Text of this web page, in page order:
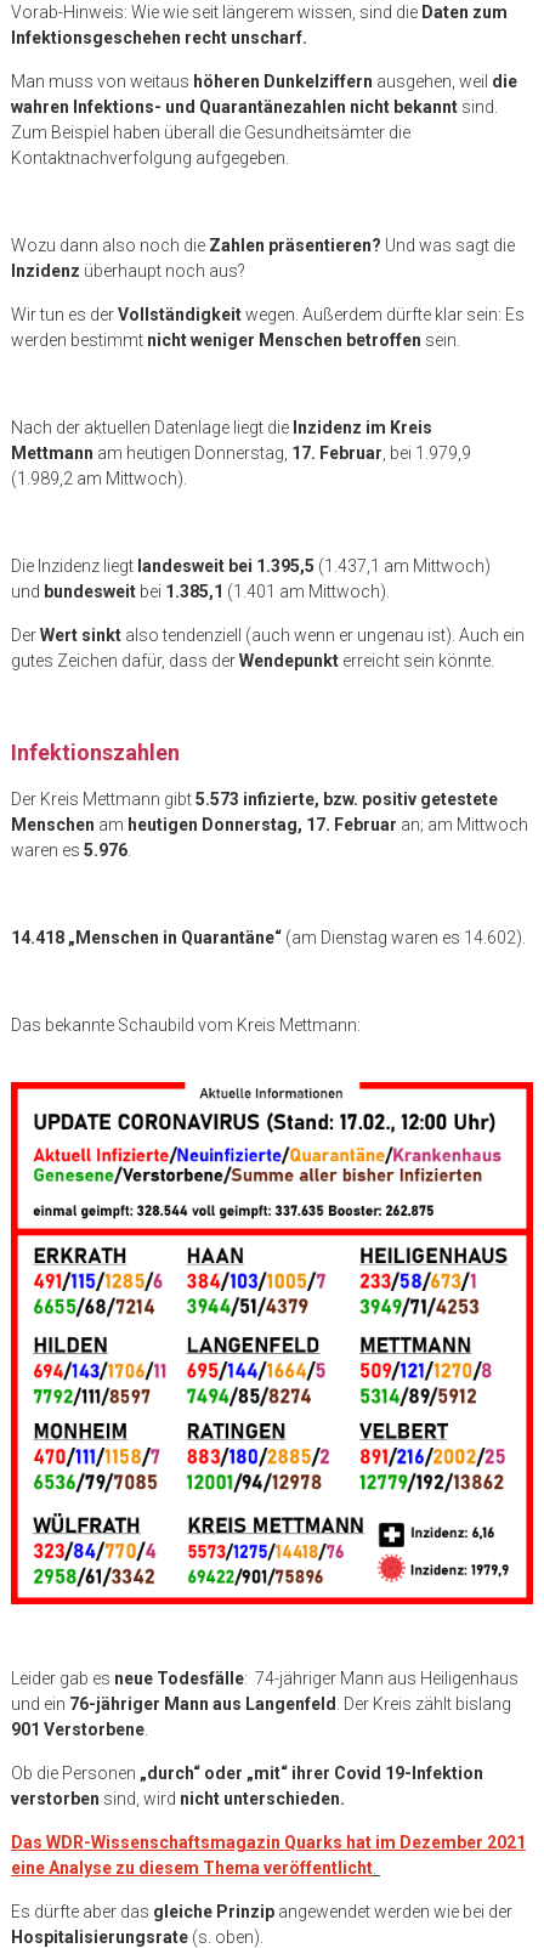
Vorab-Hinweis: Wie wie seit längerem wissen, sind die Daten zum
Infektionsgeschehen recht unscharf.
Man muss von weitaus höheren Dunkelziffern ausgehen, weil die
wahren Infektions- und Quarantänezahlen nicht bekannt sind.
Zum Beispiel haben überall die Gesundheitsämter die
Kontaktnachverfolgung aufgegeben.
Wozu dann also noch die Zahlen präsentieren? Und was sagt die
Inzidenz überhaupt noch aus?
Wir tun es derVollständigkeitwegen. Außerdem dürfte klar sein: Es
werden bestimmt nicht weniger Menschen betroffen sein.
Nach der aktuellen Datenlage liegt die Inzidenz im Kreis
Mettmann am heutigen Donnerstag, 17. Februar , bei 1.979,9
(1.989,2 am Mittwoch).
Die Inzidenz liegtlandesweit bei 1.395,5 (1.437,1 am Mittwoch)
und bundesweitbei 1.385,1 (1.401 am Mittwoch).
DerWert sinktalso tendenziell (auch wenn er ungenau ist). Auch ein
gutes Zeichen dafür, dass derWendepunkterreicht sein könnte.
Infektionszahlen
Der Kreis Mettmann gibt5.573 infizierte, bzw. positiv getestete
Menschen am heutigen Donnerstag, 17. Februar an; am Mittwoch
waren es 5.976.
14.418 „Menschen in Quarantäne“ (am Dienstag waren es 14.602).
Das bekannte Schaubild vom Kreis Mettmann:
Leider gab es neue Todesfälle: 74-jähriger Mann aus Heiligenhaus
und ein 76-jähriger Mann aus Langenfeld
Der Kreis zählt bislang
901 Verstorbene.
Ob die Personen „durch“ oder „mit“ ihrer Covid 19-Infektion
verstorben sind, wird nicht unterschieden.
Das WDR-Wissenschaftsmagazin Quarks hat im Dezember 2021
eine Analyse zu diesem Thema veröffentlicht.
Es dürfte aber das gleiche Prinzipangewendet werden wie bei der
Hospitalisierungsrate(s. oben).